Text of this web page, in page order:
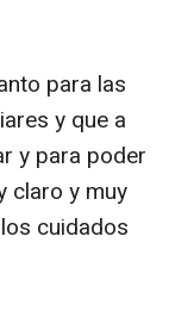
para las
y que a
y para poder
claro y muy
cuidados